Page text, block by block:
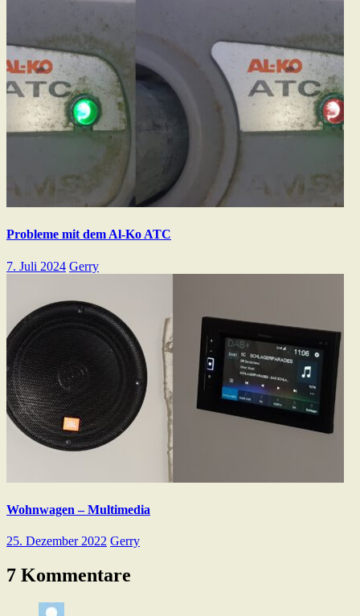
Probleme mit dem Al-Ko ATC
7. Juli 2024 Gerry
Wohnwagen – Multimedia
25. Dezember 2022 Gerry
7 Kommentare